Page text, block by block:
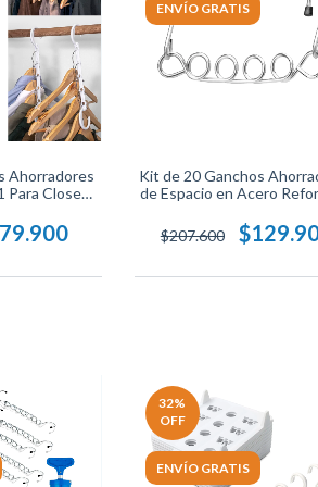
Ahorradores
Para Closet,
En Color
Organizar El
ENVÍO GRATIS
Kit de 20 Ganchos
de Espacio en Acero
para Ropa, Ideal para
Compactos.
$207.600
32%
OFF
ENVÍO GRATIS